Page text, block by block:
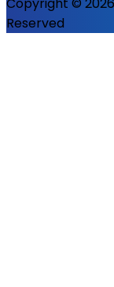
Reserved